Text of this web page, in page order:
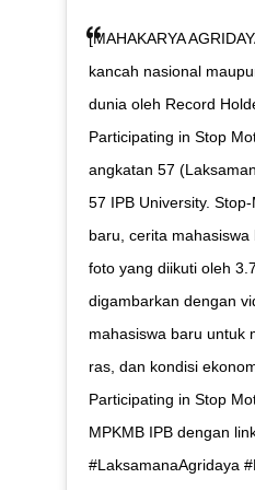
[MAHAKARYA
kancah nasional
dunia oleh Record
Participating in Stop
angkatan 57
57 IPB University.
baru, cerita
foto yang diikuti oleh
digambarkan dengan
mahasiswa baru untuk
ras, dan kondisi
Participating in Stop
MPKMB IPB dengan
#LaksamanaAgridaya